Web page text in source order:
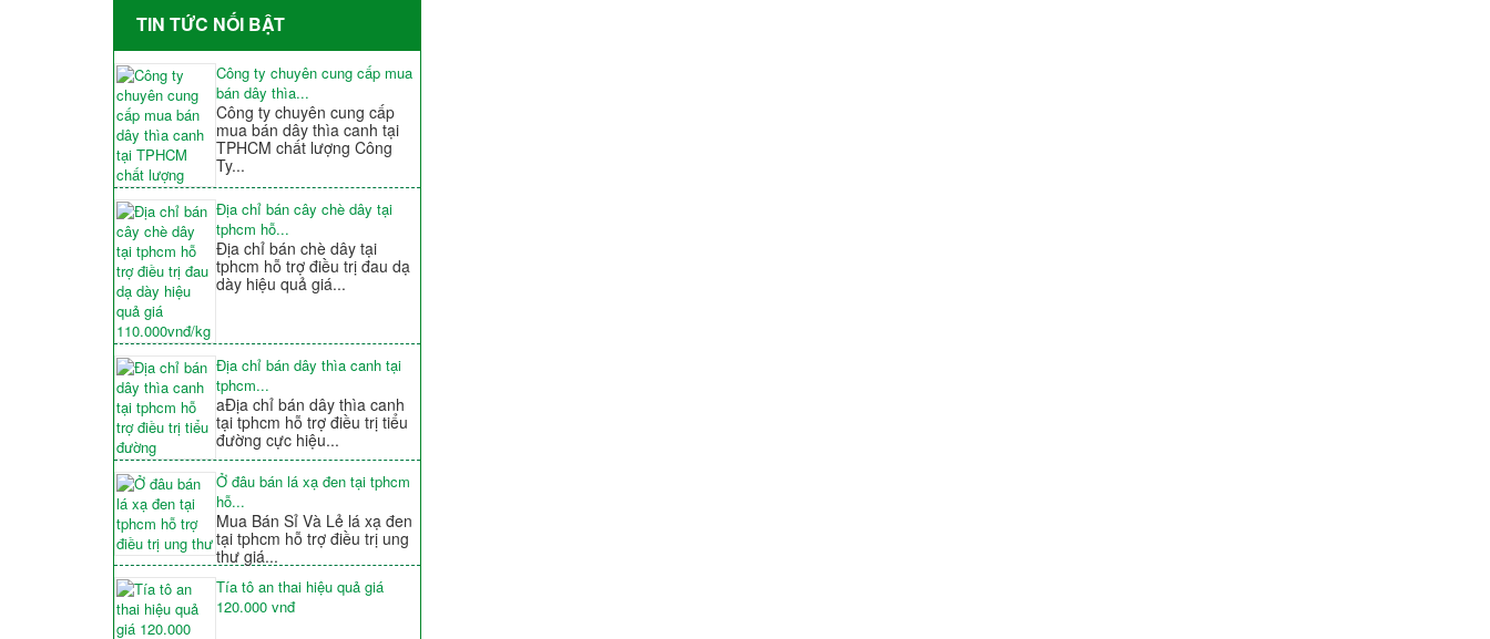
TIN TỨC NỐI BẬT
Công ty chuyên cung cấp mua
bán dây thìa...
Công ty chuyên cung cấp
mua bán dây thìa canh tại
TPHCM chất lượng Công
Ty...
Địa chỉ bán cây chè dây tại
tphcm hỗ...
Địa chỉ bán chè dây tại
tphcm hỗ trợ điều trị đau dạ
dày hiệu quả giá...
Địa chỉ bán dây thìa canh tại
tphcm...
aĐịa chỉ bán dây thìa canh
tại tphcm hỗ trợ điều trị tiểu
đường cực hiệu...
Ở đâu bán lá xạ đen tại tphcm
hỗ...
Mua Bán Sỉ Và Lẻ lá xạ đen
tại tphcm hỗ trợ điều trị ung
thư giá...
Tía tô an thai hiệu quả giá
120.000 vnđ